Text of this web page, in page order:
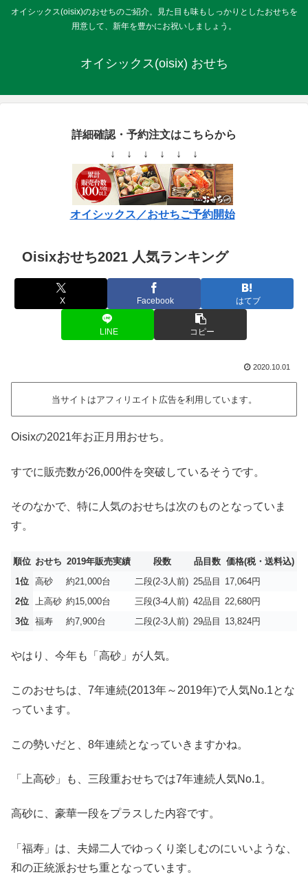
オイシックス(oisix)のおせちのご紹介。見た目も味もしっかりとしたおせちを
用意して、新年を豊かにお祝いしましょう。
オイシックス(oisix) おせち
詳細確認・予約注文はこちらから
↓ ↓ ↓ ↓ ↓ ↓
オイシックス／おせちご予約開始
Oisixおせち2021 人気ランキング
X Facebook はてブ
LINE コピー
2020.10.01
当サイトはアフィリエイト広告を利用しています。
Oisixの2021年お正月用おせち。
すでに販売数が26,000件を突破しているそうです。
そのなかで、特に人気のおせちは次のものとなっていま
す。
順位 おせち 2019年販売実績 段数 品目数 価格(税・送料込)
1位 高砂 約21,000台 二段(2-3人前) 25品目 17,064円
2位
上高砂 約15,000台 三段(3-4人前) 42品目 22,680円
3位 福寿 約7,900台 二段(2-3人前) 29品目 13,824円
やはり、今年も「高砂」が人気。
このおせちは、7年連続(2013年～2019年)で人気No.1とな
っています。
この勢いだと、8年連続となっていきますかね。
「上高砂」も、三段重おせちでは7年連続人気No.1。
高砂に、豪華一段をプラスした内容です。
「福寿」は、夫婦二人でゆっくり楽しむのにいいような、
和の正統派おせち重となっています。